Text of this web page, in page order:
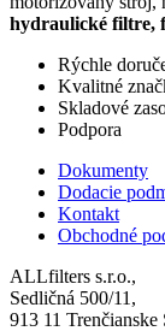
hydraulické filtre,
Rýchle
Kvalitné
Skladové
Podpora
Dokumenty
Dodacie
Kontakt
Obchodné
ALLfilters s.r.o.,
Sedličná 500/11,
913 11 Trenčianske